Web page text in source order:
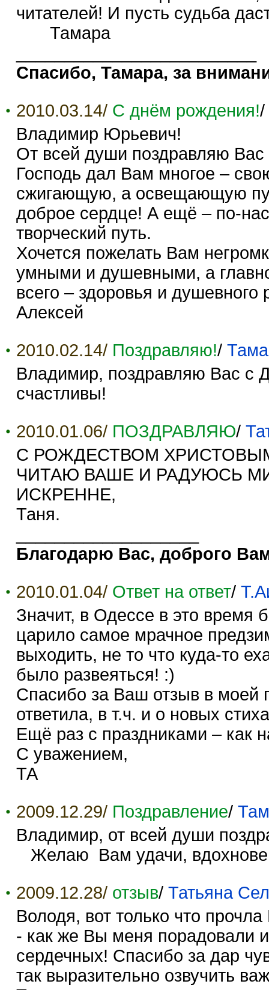
читателей! И пусть судьба
Тамара
Спасибо, Тамара, за
2010.03.14/ С днём рождения!/
Владимир Юрьевич!
От всей души поздравляю
Господь дал Вам многое –
сжигающую, а освещающую
доброе сердце! А ещё – по-
творческий путь.
Хочется пожелать Вам
умными и душевными, а
всего – здоровья и душевного
Алексей
2010.02.14/ Поздравляю!/
Владимир, поздравляю Вас с
счастливы!
2010.01.06/ ПОЗДРАВЛЯЮ/
С РОЖДЕСТВОМ
ЧИТАЮ ВАШЕ И РАДУЮСЬ
ИСКРЕННЕ,
Таня.
Благодарю Вас, доброго
2010.01.04/ Ответ на ответ/
Значит, в Одессе в это время
царило самое мрачное
выходить, не то что куда-то
было развеяться! :)
Спасибо за Ваш отзыв в моей
ответила, в т.ч. и о новых
Ещё раз с праздниками – как
С уважением,
ТА
2009.12.29/ Поздравление/
Владимир, от всей души
Желаю Вам удачи,
2009.12.28/ отзыв/ Татьяна
Володя, вот только что
- как же Вы меня порадовали
сердечных! Спасибо за дар
так выразительно озвучить